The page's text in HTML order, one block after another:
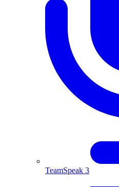
TeamSpeak 3